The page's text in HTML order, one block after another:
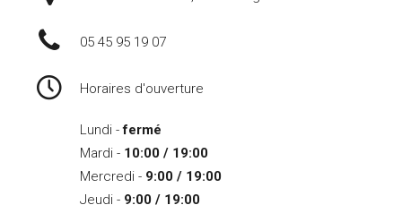
05 45 95 19 07
Horaires d'ouverture
Lundi -fermé
Mardi - 10:00 / 19:00
Mercredi - 9:00 / 19:00
Jeudi - 9:00 / 19:00